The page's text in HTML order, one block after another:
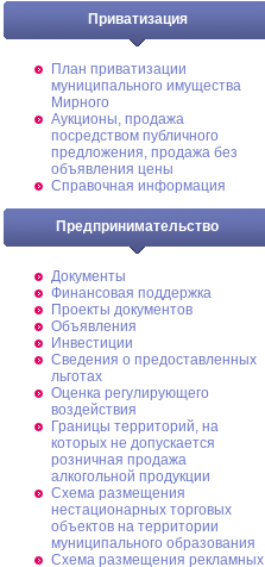
Приватизация
План приватизации
муниципального имущества
Мирного
Аукционы, продажа
посредством публичного
предложения, продажа без
объявления цены
Справочная информация
Предпринимательство
Документы
Финансовая поддержка
Проекты документов
Объявления
Инвестиции
Сведения о предоставленных
льготах
Оценка регулирующего
воздействия
Границы территорий, на
которых не допускается
розничная продажа
алкогольной продукции
Схема размещения
нестационарных торговых
объектов на территории
муниципального образования
Схема размещения рекламных